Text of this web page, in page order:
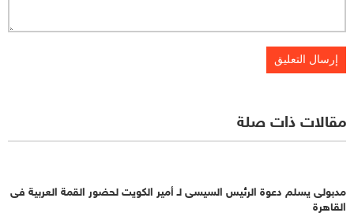
مقالات ذات صلة
مدبولى يسلم دعوة الرئيس السيسى لـ أمير الكويت لحضور القمة العربية فى
القاهرة